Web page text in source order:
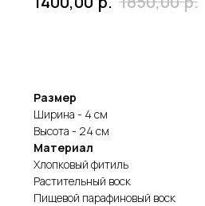
Размер
Ширина - 4 см
Высота - 24 см
Материал
Хлопковый фитиль
Растительный воск
Пищевой парафиновый воск